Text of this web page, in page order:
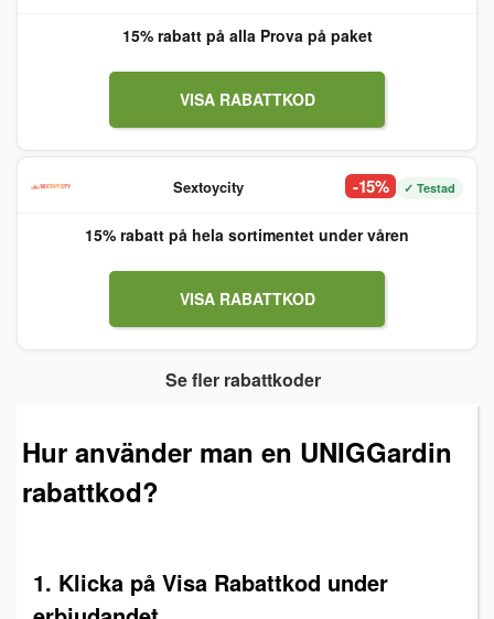
15% rabatt på alla Prova på paket
VISA RABATTKOD
Sextoycity -15% ✓ Testad
15% rabatt på hela sortimentet under våren
VISA RABATTKOD
Se fler rabattkoder
Hur använder man en UNIGGardin
rabattkod?
1. Klicka på Visa Rabattkod under